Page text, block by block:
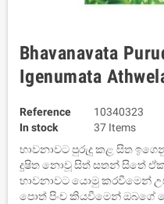
Bhavanavata
Igenumata
Reference
10340323
In stock
37 Items
භාවනාවට පුරුදු කළ සිත
දූෂිත නොවූ සිත් සතන් සිතේ
භාවනාවට යොමු කරවීමෙන්
පොත් පිංච කියවීමෙන් ඔබගේ